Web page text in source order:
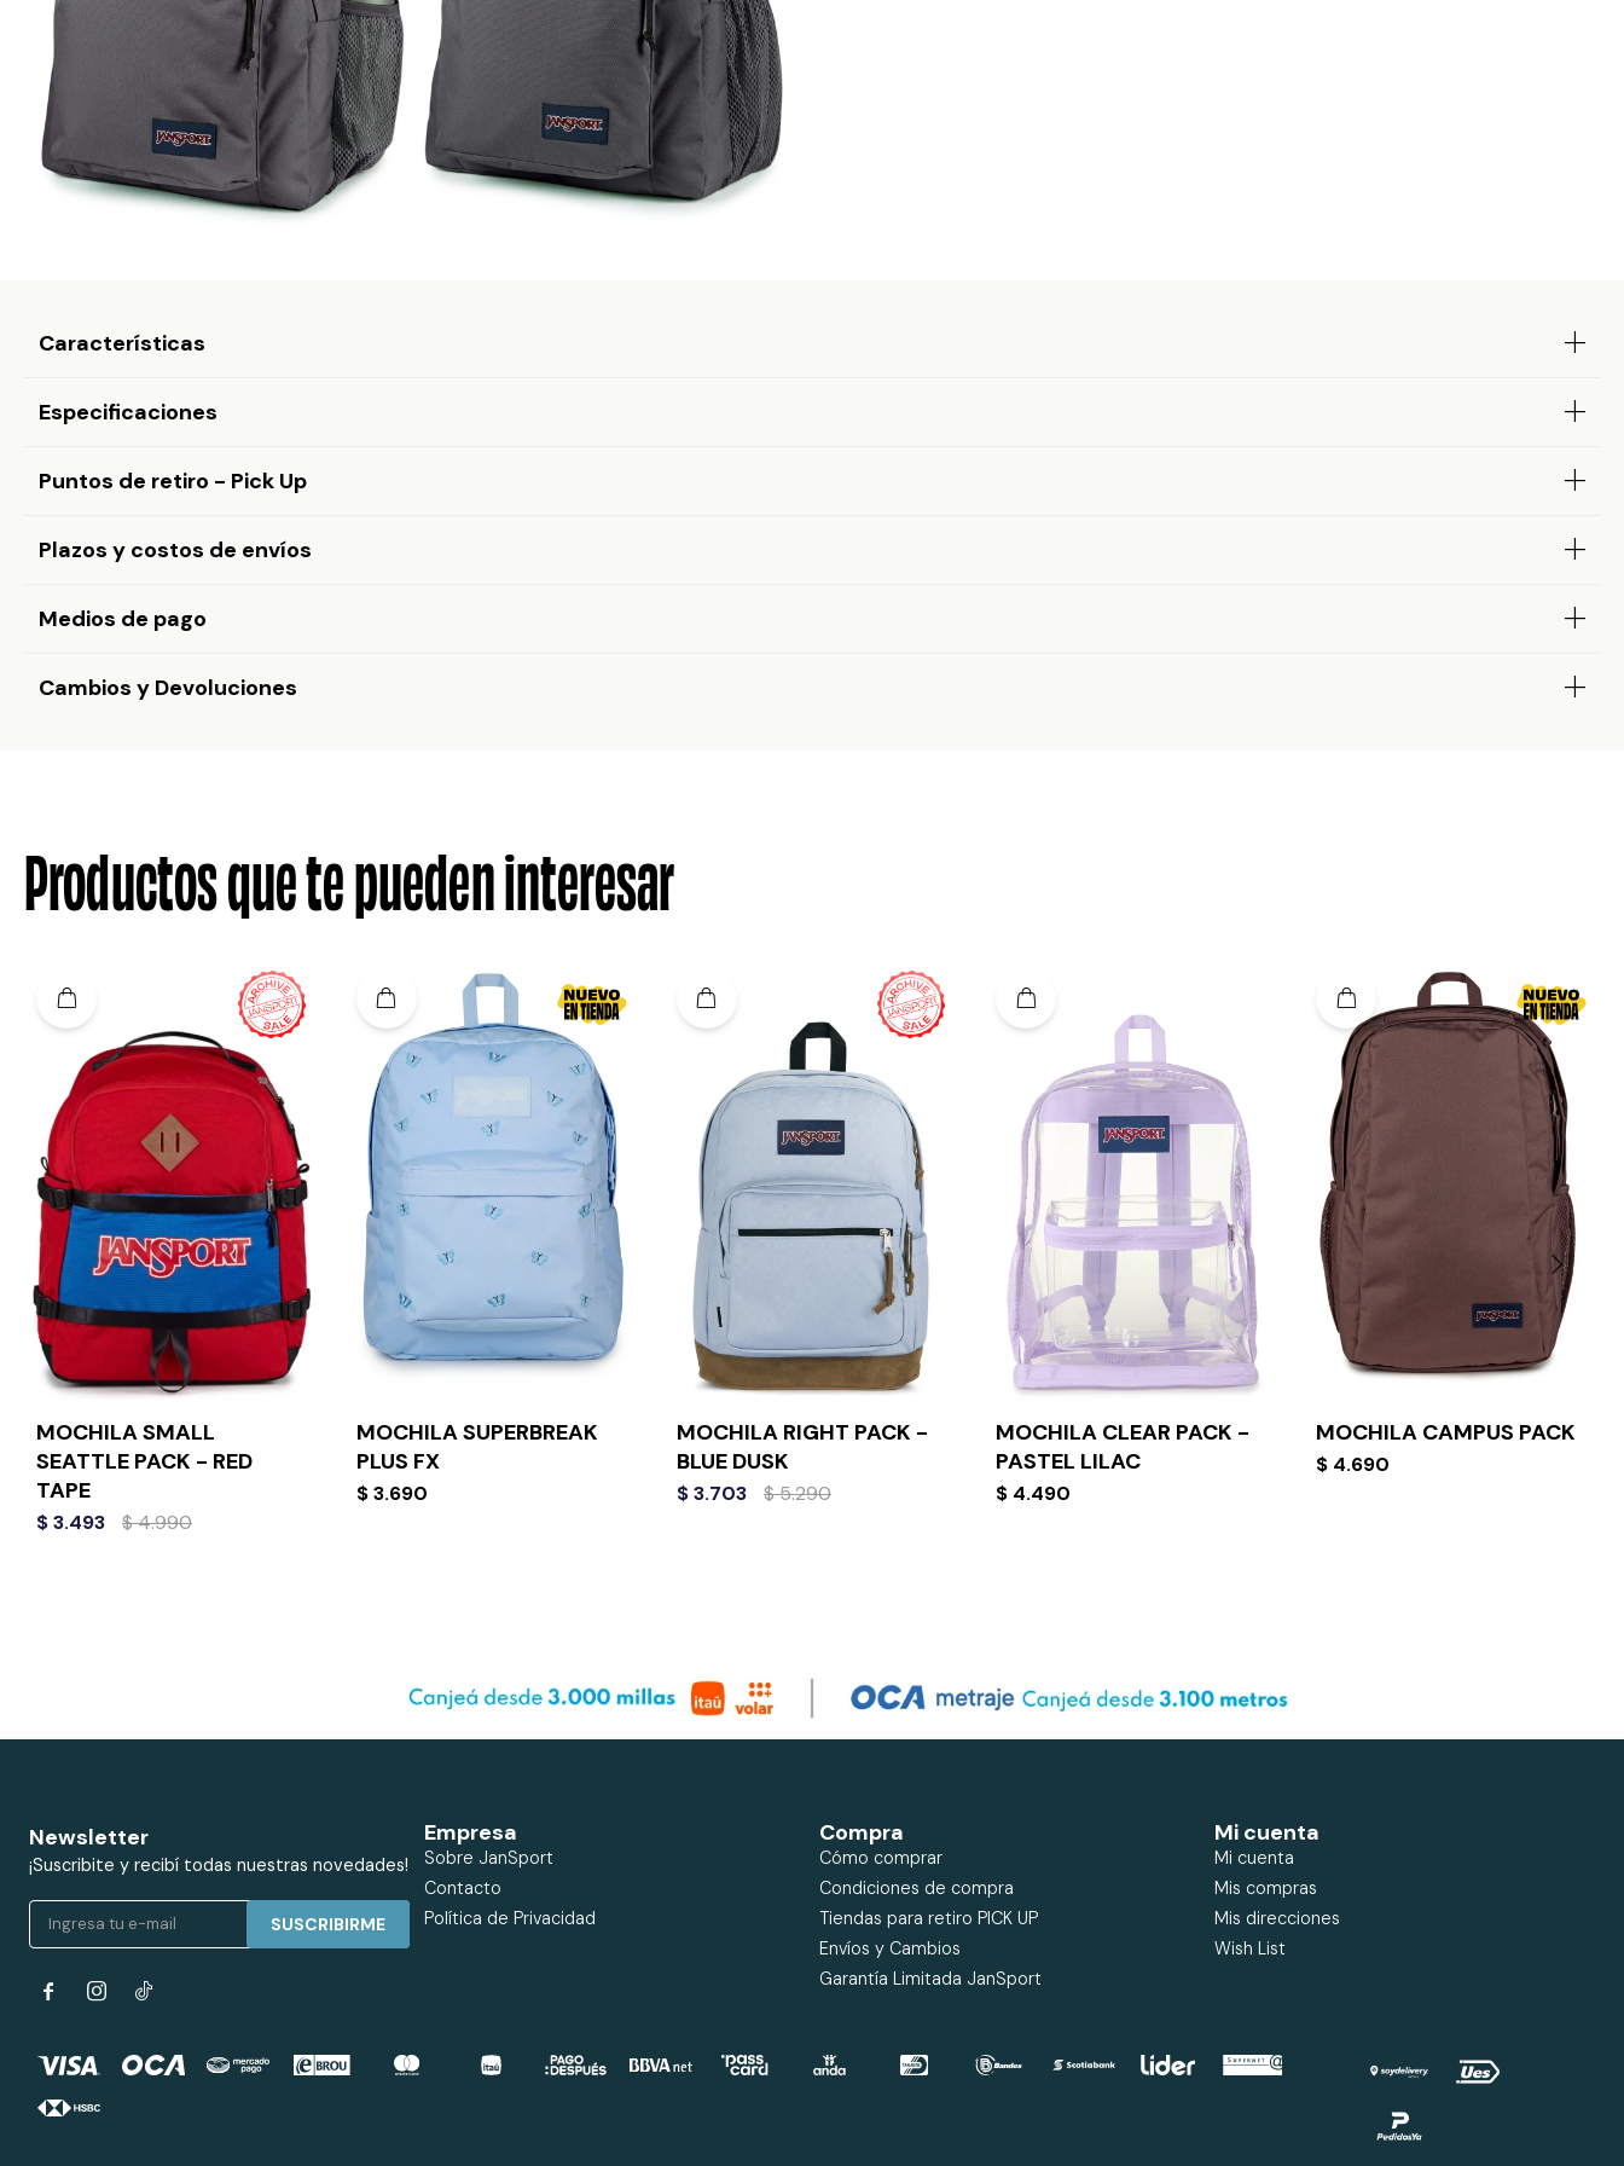
Características
Especificaciones
Puntos de retiro - Pick Up
Plazos y costos de envíos
Medios de pago
Cambios y Devoluciones
Productos que te pueden interesar
MOCHILA SMALL
SEATTLE PACK - RED
TAPE
$3.493 $4.990
MOCHILA SUPERBREAK
PLUS FX
$ 3.690
MOCHILA RIGHT PACK -
BLUE DUSK
$ 3.703 $5.290
MOCHILA CLEAR PACK -
PASTEL LILAC
$ 4.490
MOCHILA CAMPUS PACK
$ 4.690
Newsletter
¡Suscribite y recibí todas nuestras novedades!
SUSCRIBIRME
 
Empresa
Sobre JanSport
Contacto
Política de Privacidad
Compra
Cómo comprar
Condiciones de compra
Tiendas para retiro PICK UP
Envíos y Cambios
Garantía Limitada JanSport
Mi cuenta
Mi cuenta
Mis compras
Mis direcciones
Wish List